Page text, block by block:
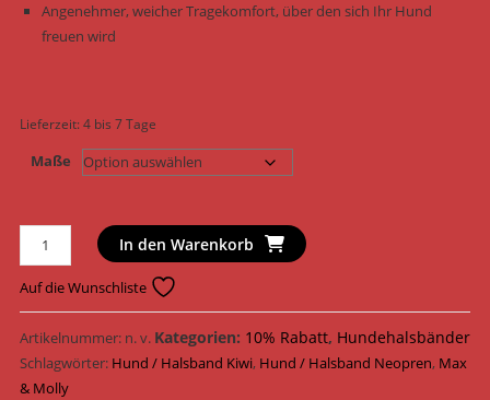
Angenehmer, weicher Tragekomfort, über den sich Ihr Hund
freuen wird
Lieferzeit:4 bis 7 Tage
Maße
Max
&
Molly
Hundehalsband
Original
Smart
ID
In den Warenkorb
Auf die Wunschliste
Artikelnummer: n. v. Kategorien: 10% Rabatt, Hundehalsbänder
Schlagwörter: Hund / Halsband Kiwi, Hund / Halsband Neopren, Max
& Molly